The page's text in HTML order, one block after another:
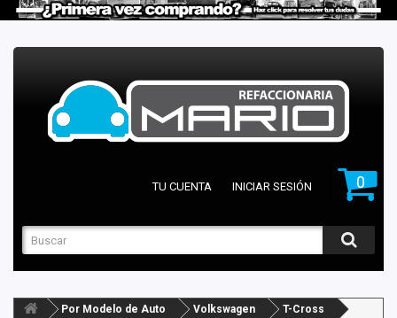
0
TU CUENTA INICIAR SESIÓN
Por Modelo de Auto Volkswagen
T-Cross